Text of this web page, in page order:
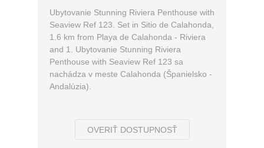
Ubytovanie Stunning Riviera Penthouse with
Seaview Ref 123. Set in Sitio de Calahonda,
1.6 km from Playa de Calahonda - Riviera
and 1. Ubytovanie Stunning Riviera
Penthouse with Seaview Ref 123 sa
nachádza v meste Calahonda (Španielsko -
Andalúzia).
OVERIŤ DOSTUPNOSŤ